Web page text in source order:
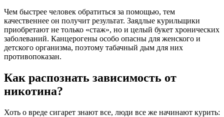
Чем быстрее человек обратиться за помощью, тем
качественнее он получит результат. Заядлые курильщики
приобретают не только «стаж», но и целый букет хронических
заболеваний. Канцерогены особо опасны для женского и
детского организма, поэтому табачный дым для них
противопоказан.
Как распознать зависимость от
никотина?
Хоть о вреде сигарет знают все, люди все же начинают курить: